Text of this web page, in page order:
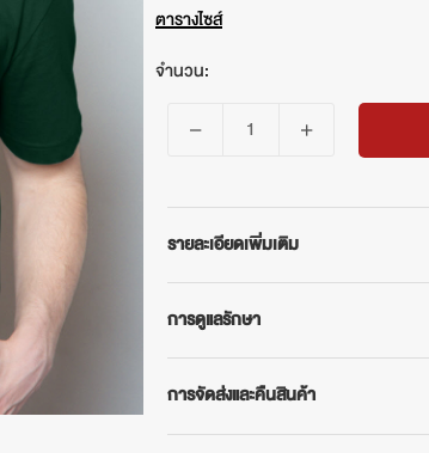
ตารางไซส์
จำนวน:
รายละเอียดเพิ่มเติม
BEVERLY HILLS POLO CLUB
เสื้อยืดคอกลมแขนสั้น รุ่น BNSR407
หลายเฉดสีให้เลือก แมทช์ง่ายสวมใส่
คุณสมบัติสินค้า
- ผลิตจากผ้า COTTON USA 100%
การดูแลรักษา
- ซักด้วยน้ำอุณหภูมิไม่เกิน 40°
- แยกซักมือกับผ้าสีเหมือนกัน
- ห้ามใช้น้ำยาฟอกขาว
การจัดส่งและคืนสินค้า
การจัดส่งสินค้า